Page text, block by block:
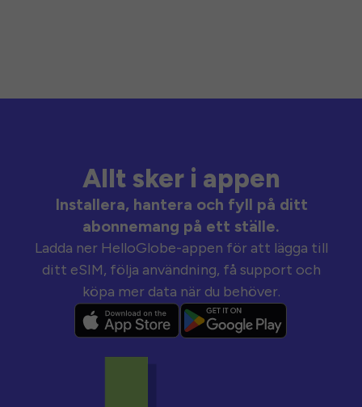
Allt sker i appen
Installera, hantera och fyll på ditt
abonnemang på ett ställe.
Ladda ner HelloGlobe-appen för att lägga till
ditt eSIM, följa användning, få support och
köpa mer data när du behöver.